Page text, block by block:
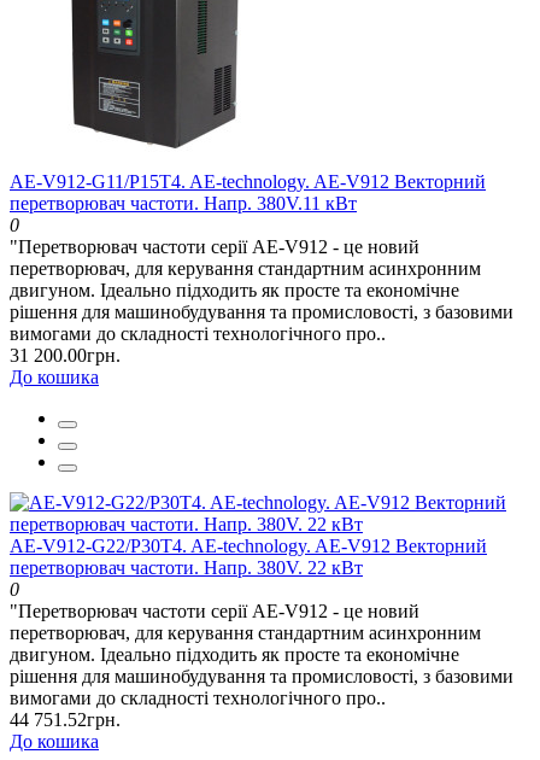
AE-V912-G11/P15T4. AE-technology. AE-V912 Векторний
перетворювач частоти. Напр. 380V.11 кВт
0
"Перетворювач частоти серії AE-V912 - це новий
перетворювач, для керування стандартним асинхронним
двигуном. Ідеально підходить як просте та економічне
рішення для машинобудування та промисловості, з базовими
вимогами до складності технологічного про..
31 200.00грн.
До кошика
AE-V912-G22/P30T4. AE-technology. AE-V912 Векторний
перетворювач частоти. Напр. 380V. 22 кВт
0
"Перетворювач частоти серії AE-V912 - це новий
перетворювач, для керування стандартним асинхронним
двигуном. Ідеально підходить як просте та економічне
рішення для машинобудування та промисловості, з базовими
вимогами до складності технологічного про..
44 751.52грн.
До кошика